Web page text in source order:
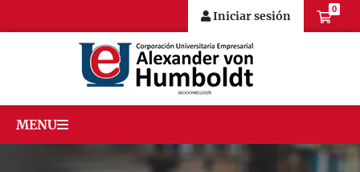
Iniciar sesión 0
MENU